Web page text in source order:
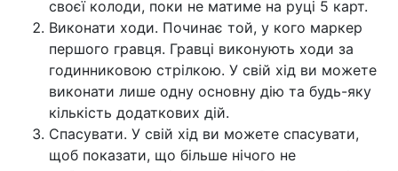
своєї колоди, поки не матиме на руці 5 карт.
Виконати ходи. Починає той, у кого маркер
першого гравця. Гравці виконують ходи за
годинниковою стрілкою. У свій хід ви можете
виконати лише одну основну дію та будь-яку
кількість додаткових дій.
Спасувати. У свій хід ви можете спасувати,
щоб показати, що більше нічого не